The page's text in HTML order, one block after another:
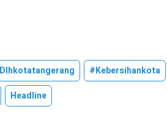
#kebersihankota
Headline